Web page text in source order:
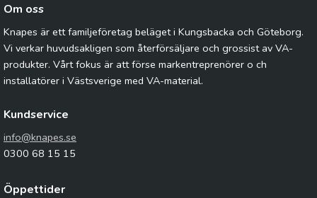
Om oss
Knapes är ett familjeföretag beläget i Kungsbacka och Göteborg.
Vi verkar huvudsakligen som återförsäljare och grossist av VA-
produkter. Vårt fokus är att förse markentreprenörer o ch
installatörer i Västsverige med VA-material.
Kundservice
info@knapes.se
0300 68 15 15
Öppettider